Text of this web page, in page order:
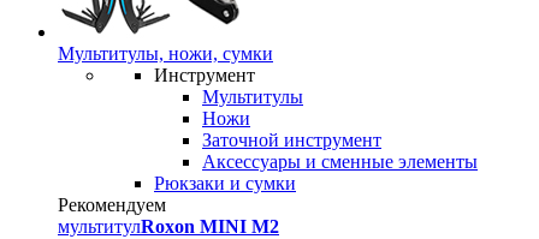
Мультитулы, ножи, сумки
Инструмент
Мультитулы
Ножи
Заточной инструмент
Аксессуары и сменные элементы
Рюкзаки и сумки
Рекомендуем
мультитулRoxon MINI M2